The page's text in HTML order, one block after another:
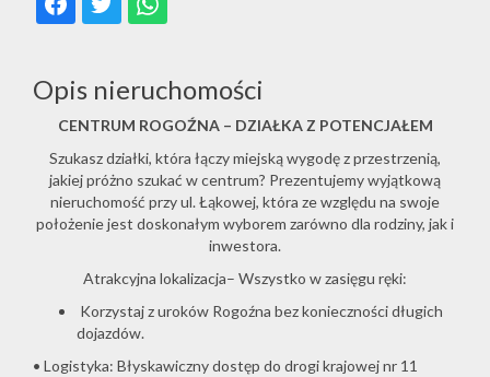
Opis nieruchomości
CENTRUM ROGOŹNA – DZIAŁKA Z POTENCJAŁEM
Szukasz działki, która łączy miejską wygodę z przestrzenią,
jakiej próżno szukać w centrum? Prezentujemy wyjątkową
nieruchomość przy ul. Łąkowej, która ze względu na swoje
położenie jest doskonałym wyborem zarówno dla rodziny, jak i
inwestora.
Atrakcyjna lokalizacja– Wszystko w zasięgu ręki:
Korzystaj z uroków Rogoźna bez konieczności długich
dojazdów.
• Logistyka: Błyskawiczny dostęp do drogi krajowej nr 11